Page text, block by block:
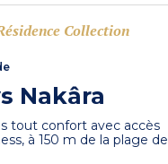
Collection
Nakâra
tout confort avec accès
à 150 m de la plage de